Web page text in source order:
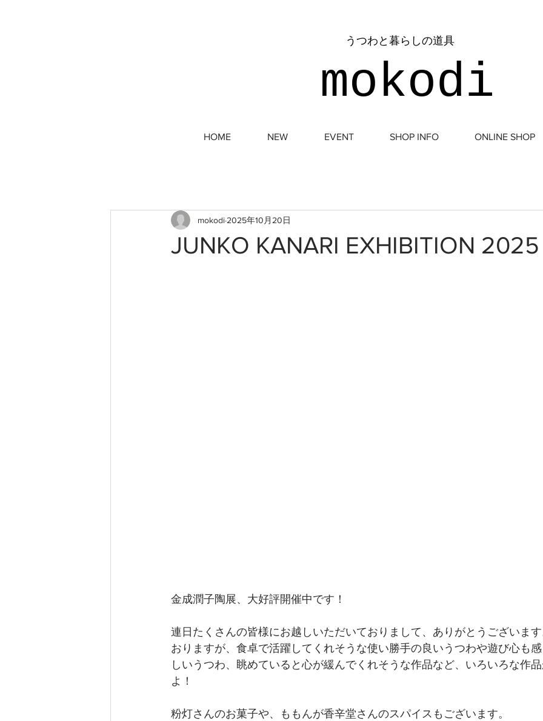
​うつわと暮らしの道具
mokodi
HOME NEW EVENT SHOP INFO ONLINE SHOP
JUNKO KANARI EXHIBITION 2025
mokodi 2025年10月20日
金成潤子陶展、大好評開催中です！
連日たくさんの皆様にお越しいただいておりまして、ありがとうございま
おりますが、食卓で活躍してくれそうな使い勝手の良いうつわや遊び心も
しいうつわ、眺めていると心が緩んでくれそうな作品など、いろいろな作
よ！
粉灯さんのお菓子や、ももんが香辛堂さんのスパイスもございます。